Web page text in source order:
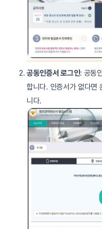
공동인증서 로그인: 공동
합니다. 인증서가 없다면
니다.